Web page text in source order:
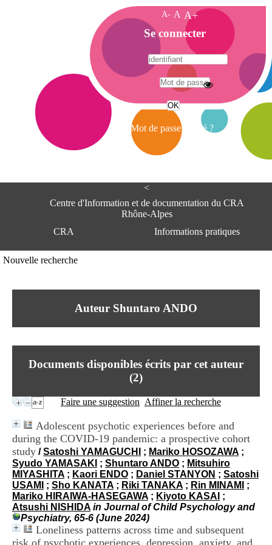
<
Centre d'Information et de documentation du CRA
Rhône-Alpes
CRA
Informations pratiques
Centre Hospitalier le Vinatier
95, Bd Pinel
Lundi au Vendredi
Contact
Mail
Nouvelle recherche
Auteur Shuntaro ANDO
Documents disponibles écrits par cet auteur
(2)
Faire une suggestion Affiner la recherche
Adolescent psychotic experiences before and
during the COVID-19 pandemic: a prospective cohort
study /Satoshi YAMAGUCHI ; Mariko HOSOZAWA ;
Syudo YAMASAKI ; Shuntaro ANDO ; Mitsuhiro
MIYASHITA ; Kaori ENDO ; Daniel STANYON ; Satoshi
USAMI
; Sho KANATA ; Riki TANAKA ; Rin MINAMI
;
Mariko HIRAIWA-HASEGAWA ; Kiyoto KASAI ;
Atsushi NISHIDA in Journal of Child Psychology and
Psychiatry, 65-6 (June 2024)
Loneliness patterns across time and subsequent
risk of psychotic experiences, depression, anxiety, and
A- A A+
A
c
c
e
i
Se connecter
Mot de passe oublié ?
A
e
e
n
o
i
e
t
e
D
o
c
u
m
e
n
t
a
t